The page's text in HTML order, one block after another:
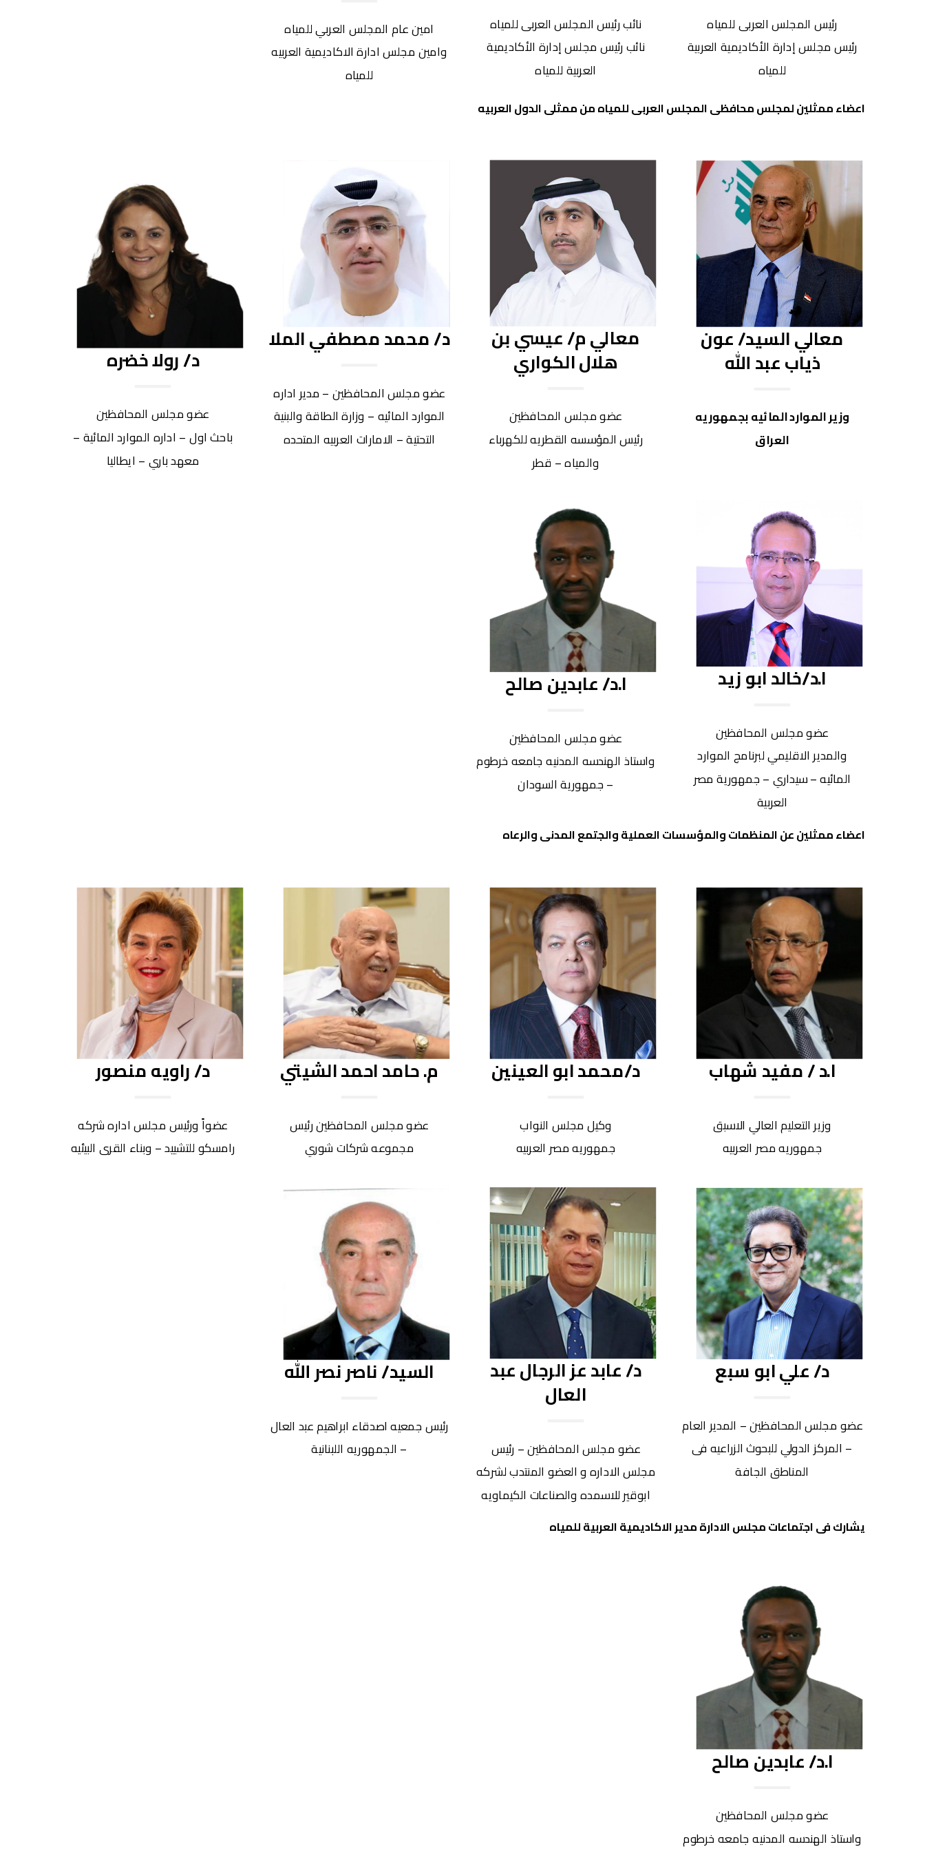
امين عام المجلس العربي للمياه
وامين مجلس ادارة الاكاديمية العربيه
للمياه
نائب رئيس المجلس العربى للمياه
نائب رئيس مجلس إدارة الأكاديمية
العربية للمياه
رئيس المجلس العربى للمياه
رئيس مجلس إدارة الأكاديمية العربية
للمياه
اعضاء ممثلين لمجلس محافظى المجلس العربى للمياه من ممثلى الدول العربيه
د/ رولا خضره
عضو مجلس المحافظين
باحث اول – اداره الموارد المائية –
معهد باري – ايطاليا
د/ محمد مصطفي الملا
عضو مجلس المحافظين – مدير اداره
الموارد المائيه – وزارة الطاقة والبنية
التحتية – الامارات العربيه المتحده
معالي م/ عيسي بن
هلال الكواري
عضو مجلس المحافظين
رئيس المؤسسه القطريه للكهرباء
والمياه – قطر
معالي السيد/ عون
ذياب عبد الله
وزير الموارد المائيه بجمهوريه
العراق
ا.د/ عابدين صالح
عضو مجلس المحافظين
واستاذ الهندسه المدنيه جامعه خرطوم
– جمهورية السودان
ا.د/خالد ابو زيد
عضو مجلس المحافظين
والمدير الاقليمي لبرنامج الموارد
المائيه – سيداري – جمهورية مصر
العربية
اعضاء ممثلين عن المنظمات والمؤسسات العملية والجتمع المدنى والرعاه
د/ راويه منصور
عضواً ورئيس مجلس اداره شركه
رامسكو للتشييد – وبناء القرى البيئيه
م. حامد احمد الشيتي
عضو مجلس المحافظين رئيس
مجموعه شركات شوري
د/محمد ابو العينين
وكيل مجلس النواب
جمهوريه مصر العربيه
ا.د / مفيد شهاب
وزير التعليم العالي الاسبق
جمهوريه مصر العربيه
السيد/ ناصر نصر الله
رئيس جمعيه اصدقاء ابراهيم عبد العال
– الجمهوريه اللبنانية
د/ عابد عز الرجال عبد
العال
عضو مجلس المحافظين – رئيس
مجلس الاداره و العضو المنتدب لشركه
ابوقير للاسمده والصناعات الكيماويه
د/ علي ابو سبع
عضو مجلس المحافظين – المدير العام
– المركز الدولي للبحوث الزراعيه فى
المناطق الجافة
يشارك فى اجتماعات مجلس الادارة مدير الاكاديمية العربية للمياه
ا.د/ عابدين صالح
عضو مجلس المحافظين
واستاذ الهندسه المدنيه جامعه خرطوم